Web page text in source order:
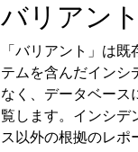
バリアン
「バリアント」は
テムを含んだインシ
なく、データベース
覧します。インシデ
ス以外の根拠のレポ